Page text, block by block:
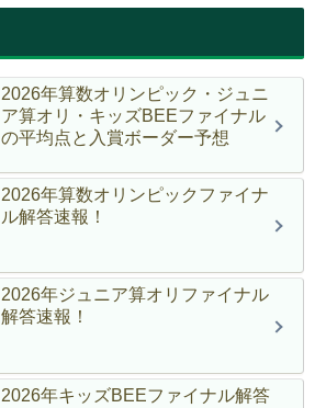
2026年算数オリンピック・ジュニ
ア算オリ・キッズBEEファイナル
の平均点と入賞ボーダー予想
2026年算数オリンピックファイナ
ル解答速報！
2026年ジュニア算オリファイナル
解答速報！
2026年キッズBEEファイナル解答